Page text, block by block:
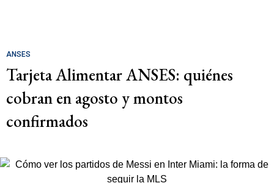
ANSES
Tarjeta Alimentar ANSES: quiénes
cobran en agosto y montos
confirmados